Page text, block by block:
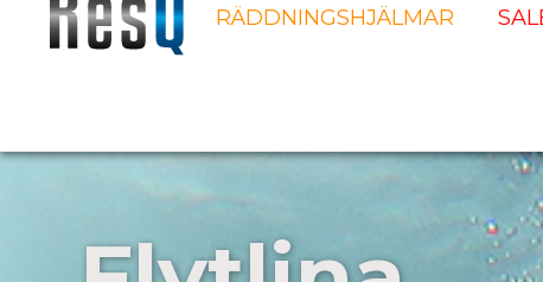
RÄDDNINGSHJÄLMAR